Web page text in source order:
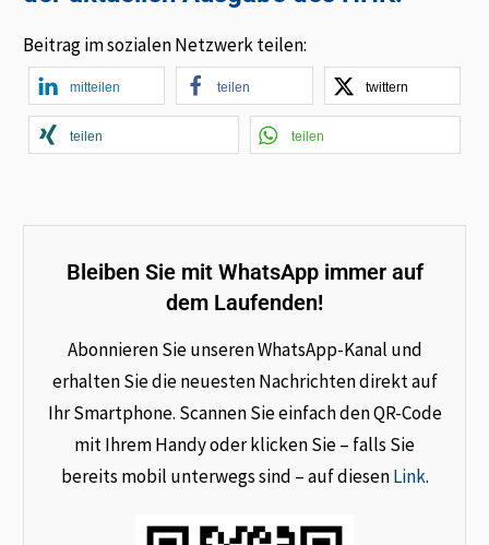
Beitrag im sozialen Netzwerk teilen:
mitteilen teilen twittern
teilen teilen
Bleiben Sie mit WhatsApp immer auf
dem Laufenden!
Abonnieren Sie unseren WhatsApp-Kanal und
erhalten Sie die neuesten Nachrichten direkt auf
Ihr Smartphone. Scannen Sie einfach den QR-Code
mit Ihrem Handy oder klicken Sie – falls Sie
bereits mobil unterwegs sind – auf diesenLink.